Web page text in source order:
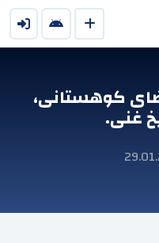
کوهستانی،
غنی.